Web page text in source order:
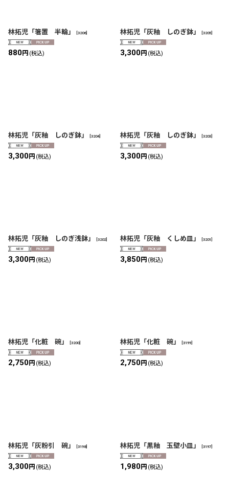
林拓児「箸置 半輪」 3206]
880円 (税込)
林拓児「灰釉 しのぎ鉢」 3205
3,300円 (税込)
林拓児「灰釉 しのぎ鉢」 3204]
3,300円 (税込)
林拓児「灰釉 しのぎ鉢」 3203
3,300円 (税込)
林拓児「灰釉 しのぎ浅鉢」 3202]
3,300円 (税込)
林拓児「灰釉 くしめ皿」 3201
3,850円 (税込)
林拓児「化粧 碗」 3200]
2,750円 (税込)
林拓児「化粧 碗」 3199
2,750円 (税込)
林拓児「灰粉引 碗」 [3198]
3,300円 (税込)
林拓児「黒釉 玉壁小皿」 [3197]
1,980円 (税込)